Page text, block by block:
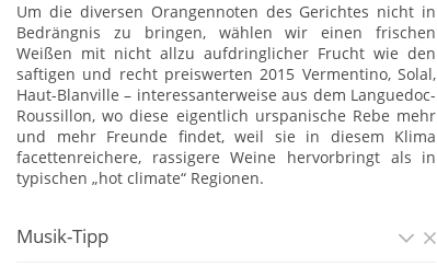
Um die diversen Orangennoten des Gerichtes nicht in
Bedrängnis zu bringen, wählen wir einen frischen
Weißen mit nicht allzu aufdringlicher Frucht wie den
saftigen und recht preiswerten 2015 Vermentino, Solal,
Haut-Blanville – interessanterweise aus dem Languedoc-
Roussillon, wo diese eigentlich urspanische Rebe mehr
und mehr Freunde findet, weil sie in diesem Klima
facettenreichere, rassigere Weine hervorbringt als in
typischen „hot climate“ Regionen.
Musik-Tipp